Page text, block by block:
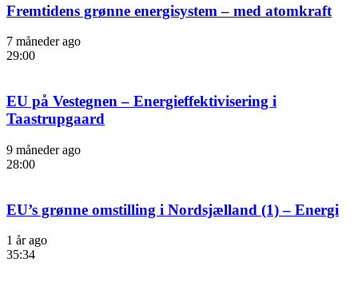
Fremtidens grønne energisystem – med atomkraft
7 måneder ago
29:00
EU på Vestegnen – Energieffektivisering i
Taastrupgaard
9 måneder ago
28:00
EU’s grønne omstilling i Nordsjælland (1) – Energi
1 år ago
35:34